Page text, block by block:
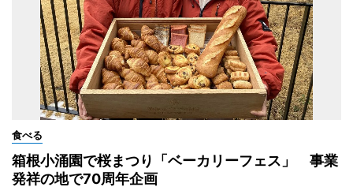
食べる
箱根小涌園で桜まつり「ベーカリーフェス」 事業
発祥の地で70周年企画